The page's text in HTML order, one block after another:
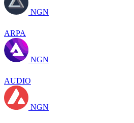
NGN
ARPA
NGN
AUDIO
NGN